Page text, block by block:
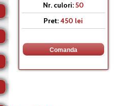
Nr. culori:50
Pret:450 lei